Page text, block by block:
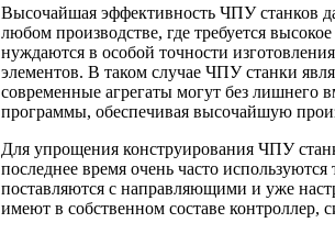
Высочайшая эффективность ЧПУ станков
любом производстве, где требуется
нуждаются в особой точности
элементов. В таком случае ЧПУ станки
современные агрегаты могут без лишнего
программы, обеспечивая высочайшую
Для упрощения конструирования ЧПУ
последнее время очень часто
поставляются с направляющими и уже
имеют в собственном составе контроллер,